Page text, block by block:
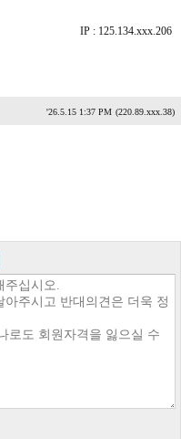
IP : 125.134.xxx.206
'26.5.15 1:37 PM (220.89.xxx.38)